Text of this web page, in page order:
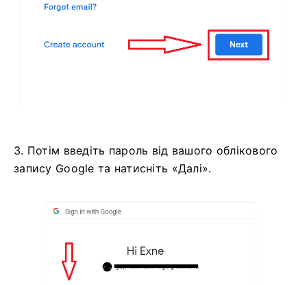
3. Потім введіть пароль від вашого облікового
запису Google та натисніть «Далі».